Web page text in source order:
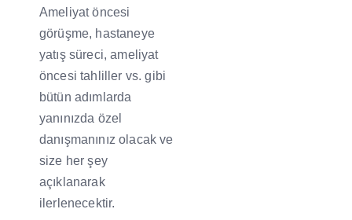
Ameliyat öncesi
görüşme, hastaneye
yatış süreci, ameliyat
öncesi tahliller vs. gibi
bütün adımlarda
yanınızda özel
danışmanınız olacak ve
size her şey
açıklanarak
ilerlenecektir.